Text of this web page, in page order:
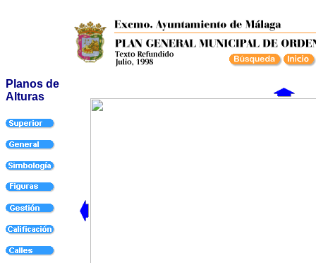
Planos de
Alturas